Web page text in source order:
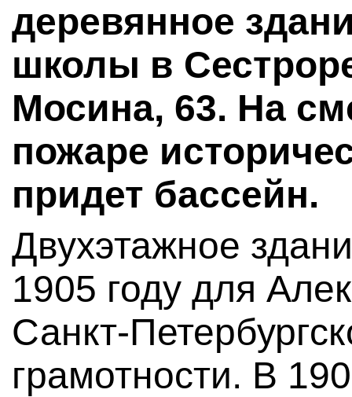
деревянное
школы в
Мосина, 63. На
пожаре
придет бассейн.
Двухэтажное
1905 году для
Санкт-
грамотности. В